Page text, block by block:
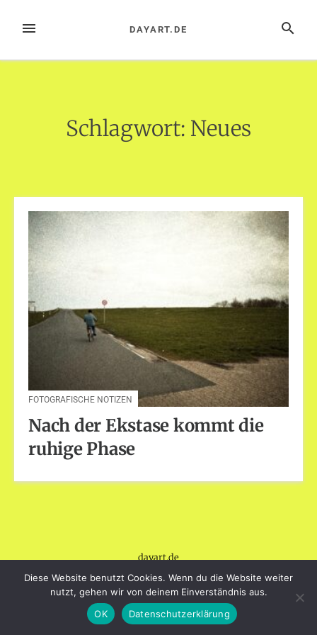
InhaltMENÜ SUCHE
DAYART.DE
Schlagwort: Neues
FOTOGRAFISCHE NOTIZEN
Nach der Ekstase kommt die
ruhige Phase
dayart.de
BlogOnYourOwn.com.
Diese Website benutzt Cookies. Wenn du die Website weiter
nutzt, gehen wir von deinem Einverständnis aus.
OK
Datenschutzerklärung